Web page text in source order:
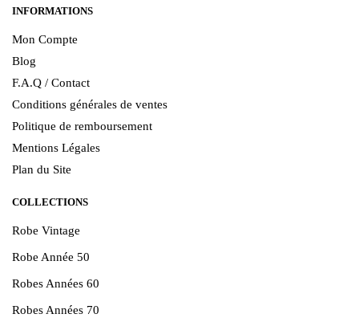
INFORMATIONS
Mon Compte
Blog
F.A.Q / Contact
Conditions générales de ventes
Politique de remboursement
Mentions Légales
Plan du Site
COLLECTIONS
Robe Vintage
Robe Année 50
Robes Années 60
Robes Années 70